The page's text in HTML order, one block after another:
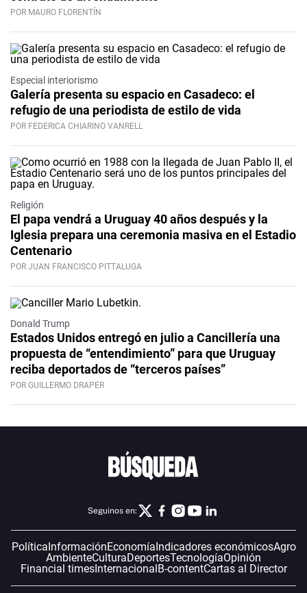
POR MAURO FLORENTÍN
Especial interiorismo
Galería presenta su espacio en Casadeco: el
refugio de una periodista de estilo de vida
POR FEDERICA CHIARINO VANRELL
Religión
El papa vendrá a Uruguay 40 años después y la
Iglesia prepara una ceremonia masiva en el Estadio
Centenario
POR JUAN FRANCISCO PITTALUGA
Donald Trump
Estados Unidos entregó en julio a Cancillería una
propuesta de “entendimiento” para que Uruguay
reciba deportados de “terceros países”
POR GUILLERMO DRAPER
Seguinos en:
PolíticaInformaciónEconomíaIndicadores económicosAgro
AmbienteCulturaDeportesTecnologíaOpinión
Financial timesInternacionalB-contentCartas al Director